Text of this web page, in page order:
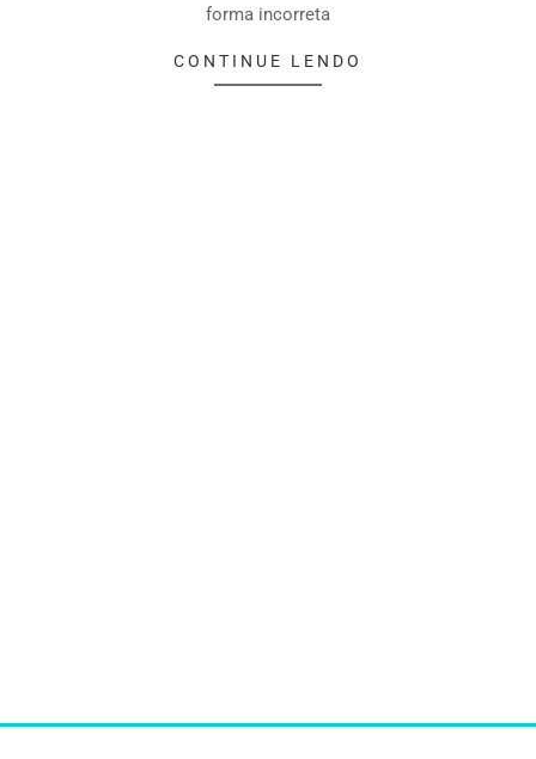
forma incorreta
CONTINUE LENDO